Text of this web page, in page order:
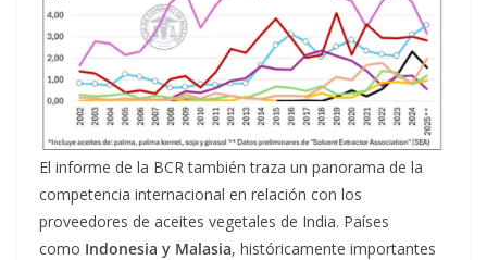
El informe de la BCR también traza un panorama de la
competencia internacional en relación con los
proveedores de aceites vegetales de India. Países
como Indonesia y Malasia, históricamente importantes